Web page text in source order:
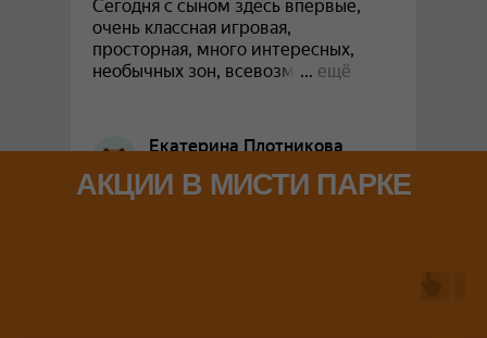
АКЦИИ В МИСТИ ПАРКЕ